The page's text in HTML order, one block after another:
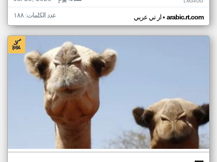
ار تي عربي• arabic.rt.com عدد الكلمات: ١٨٨